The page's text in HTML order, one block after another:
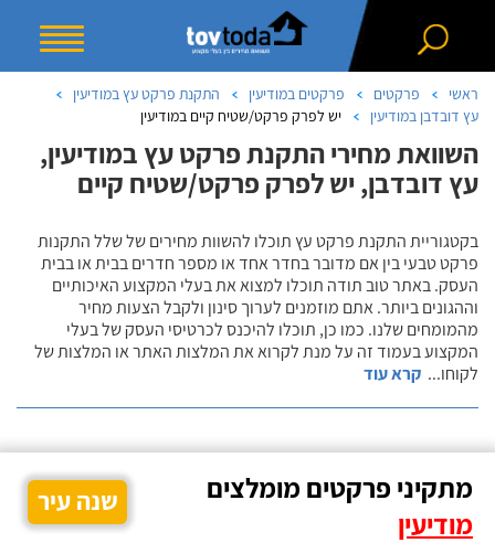
ראשי פרקטים פרקטים במודיעין
התקנת פרקט עץ במודיעין
עץ דובדבן במודיעין
יש לפרק פרקט/שטיח קיים במודיעין
השוואת מחירי התקנת פרקט עץ במודיעין,
עץ דובדבן, יש לפרק פרקט/שטיח קיים
בקטגוריית התקנת פרקט עץ תוכלו להשוות מחירים של שלל התקנות
פרקט טבעי בין אם מדובר בחדר אחד או מספר חדרים בבית או בבית
העסק. באתר טוב תודה תוכלו למצוא את בעלי המקצוע האיכותיים
וההגונים ביותר. אתם מוזמנים לערוך סינון ולקבל הצעות מחיר
מהמומחים שלנו. כמו כן, תוכלו להיכנס לכרטיסי העסק של בעלי
המקצוע בעמוד זה על מנת לקרוא את המלצות האתר או המלצות של
לקוחו... קרא עוד
מתקיני פרקטים מומלצים
מודיעין
שנה עיר